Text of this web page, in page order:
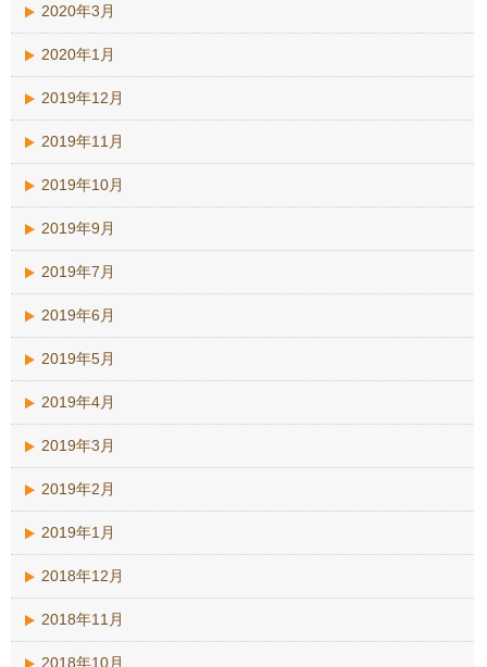
2020年3月
2020年1月
2019年12月
2019年11月
2019年10月
2019年9月
2019年7月
2019年6月
2019年5月
2019年4月
2019年3月
2019年2月
2019年1月
2018年12月
2018年11月
2018年10月